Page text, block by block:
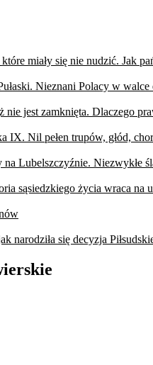
miały się nie nudzić. Jak
Nieznani Polacy w walce
nie jest zamknięta. Dlaczego
IX. Nil pełen trupów, głód,
Lubelszczyźnie. Niezwykłe
sąsiedzkiego życia wraca na
narodziła się decyzja